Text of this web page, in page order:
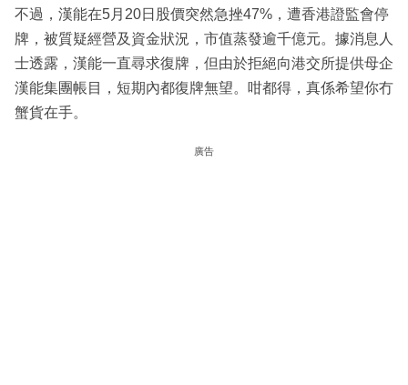
不過，漢能在5月20日股價突然急挫47%，遭香港證監會停
牌，被質疑經營及資金狀況，市值蒸發逾千億元。據消息人
士透露，漢能一直尋求復牌，但由於拒絕向港交所提供母企
漢能集團帳目，短期內都復牌無望。咁都得，真係希望你冇
蟹貨在手。
廣告